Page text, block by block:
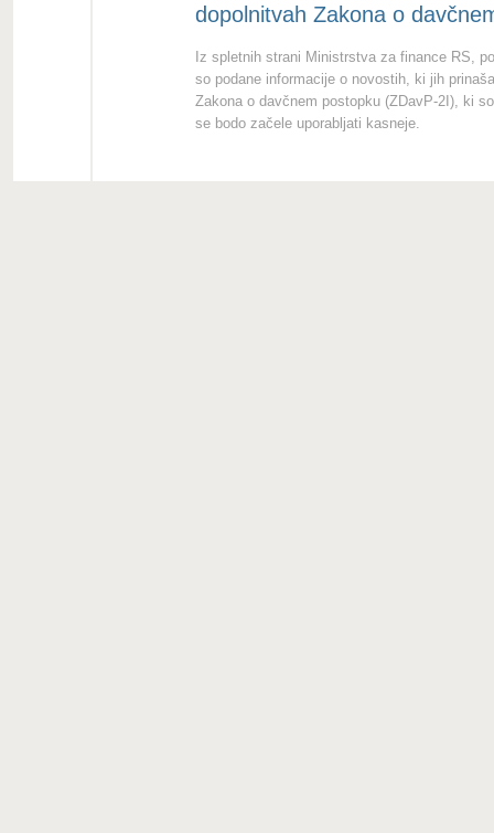
dopolnitvah Zakona o
Iz spletnih strani Ministrstva za finance RS,
so podane informacije o novostih, ki jih
Zakona o davčnem postopku (ZDavP-2I), ki
se bodo začele uporabljati kasneje.